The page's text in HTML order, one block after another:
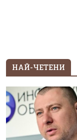
НАЙ-ЧЕТЕНИ